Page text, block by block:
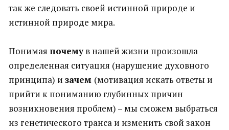
так же следовать своей истинной природе и
истинной природе мира.
Понимая почемув нашей жизни произошла
определенная ситуация (нарушение духовного
принципа) и зачем (мотивация искать ответы и
прийти к пониманию глубинных причин
возникновения проблем) – мы сможем выбраться
из генетического транса и изменить свой закон